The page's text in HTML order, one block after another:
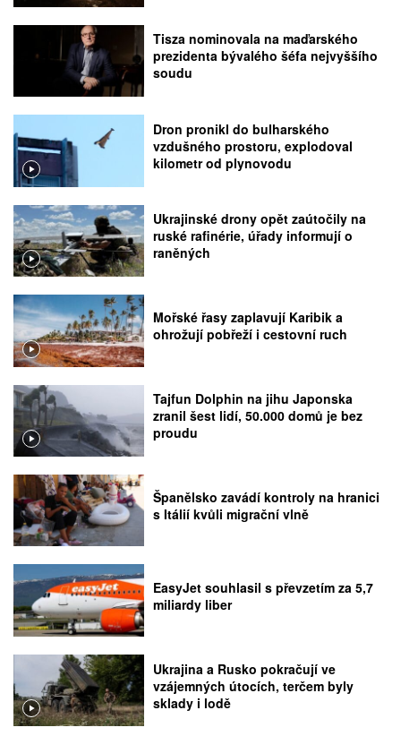
Tisza nominovala na maďarského
prezidenta bývalého šéfa nejvyššího
soudu
Dron pronikl do bulharského
vzdušného prostoru, explodoval
kilometr od plynovodu
Ukrajinské drony opět zaútočily na
ruské rafinérie, úřady informují o
raněných
Mořské řasy zaplavují Karibik a
ohrožují pobřeží i cestovní ruch
Tajfun Dolphin na jihu Japonska
zranil šest lidí, 50.000 domů je bez
proudu
Španělsko zavádí kontroly na hranici
s Itálií kvůli migrační vlně
EasyJet souhlasil s převzetím za 5,7
miliardy liber
Ukrajina a Rusko pokračují ve
vzájemných útocích, terčem byly
sklady i lodě